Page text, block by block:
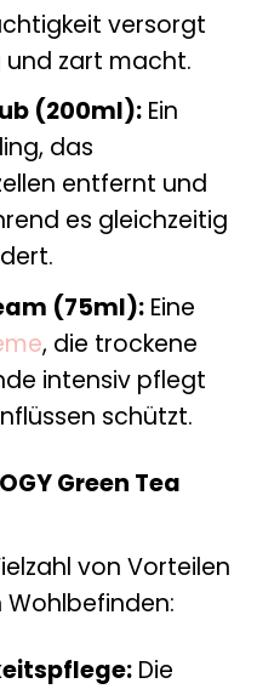
versorgt
zart macht.
(200ml):Ein
das
entfernt und
es gleichzeitig
(75ml):Eine
, die trockene
intensiv pflegt
schützt.
Green Tea
von Vorteilen
Die